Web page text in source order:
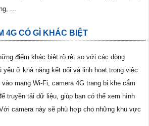
...
4G CÓ GÌ KHÁC BIỆT
điểm khác biệt rõ rệt so với các dòng
ở khả năng kết nối và linh hoạt trong việc
mạng Wi-Fi, camera 4G trang bị khe cắm
truyền tải dữ liệu, giúp bạn có thể xem hình
camera này sẽ phù hợp cho những khu vực